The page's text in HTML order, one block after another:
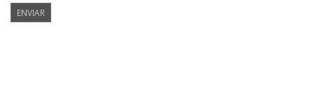
ENVIAR